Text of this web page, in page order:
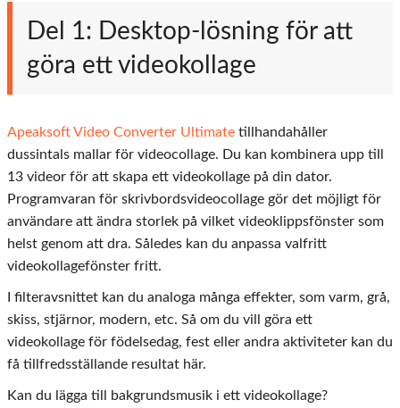
Del 1: Desktop-lösning för att
göra ett videokollage
Apeaksoft Video Converter Ultimate tillhandahåller
dussintals mallar för videocollage. Du kan kombinera upp till
13 videor för att skapa ett videokollage på din dator.
Programvaran för skrivbordsvideocollage gör det möjligt för
användare att ändra storlek på vilket videoklippsfönster som
helst genom att dra. Således kan du anpassa valfritt
videokollagefönster fritt.
I filteravsnittet kan du analoga många effekter, som varm, grå,
skiss, stjärnor, modern, etc. Så om du vill göra ett
videokollage för födelsedag, fest eller andra aktiviteter kan du
få tillfredsställande resultat här.
Kan du lägga till bakgrundsmusik i ett videokollage?